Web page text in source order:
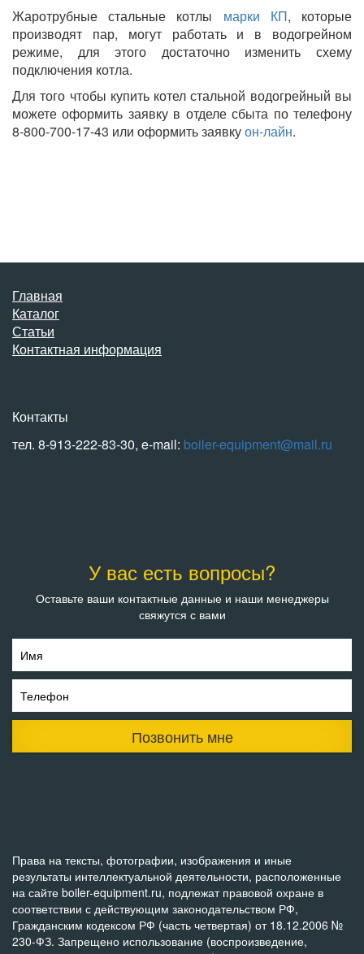
Жаротрубные стальные котлы марки КП, которые
производят пар, могут работать и в водогрейном
режиме, для этого достаточно изменить схему
подключения котла.
Для того чтобы купить котел стальной водогрейный вы
можете оформить заявку в отделе сбыта по телефону
8-800-700-17-43 или оформить заявкуон-лайн.
Главная
Каталог
Статьи
Контактная информация
Контакты
тел. 8-913-222-83-30, e-mail: boiler-equipment@mail.ru
У вас есть вопросы?
Оставьте ваши контактные данные и наши менеджеры
свяжутся с вами
Имя
Телефон
Позвонить мне
Права на тексты, фотографии, изображения и иные
результаты интеллектуальной деятельности, расположенные
на сайте boiler-equipment.ru, подлежат правовой охране в
соответствии с действующим законодательством РФ,
Гражданским кодексом РФ (часть четвертая) от 18.12.2006 №
230-ФЗ. Запрещено использование (воспроизведение,